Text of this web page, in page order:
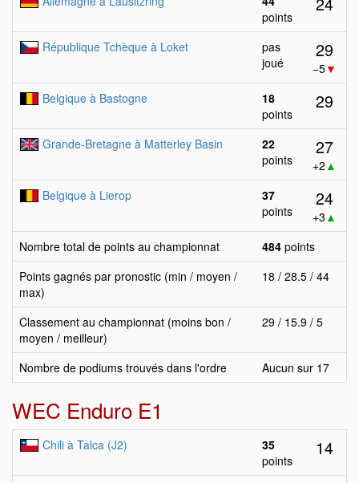
points
République Tchèque à Loket
pas
joué
29
−5▼
Belgique à Bastogne
18
points
29
Grande-Bretagne à Matterley Basin
22
points
27
+2 ▲
Belgique à Lierop
37
points
24
+3 ▲
Nombre total de points au championnat
484 points
Points gagnés par pronostic (min / moyen /
max)
18 / 28.5 / 44
Classement au championnat (moins bon /
moyen / meilleur)
29 / 15.9 / 5
Nombre de podiums trouvés dans l'ordre Aucun sur 17
WEC Enduro E1
Chili à Talca (J2)
35
points
14